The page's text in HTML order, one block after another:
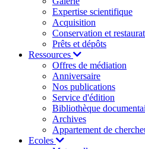
Expertise scientifique
Acquisition
Conservation et
Prêts et dépôts
Ressources
Offres de médiation
Anniversaire
Nos publications
Service d'édition
Bibliothèque
Archives
Appartement de
Ecoles